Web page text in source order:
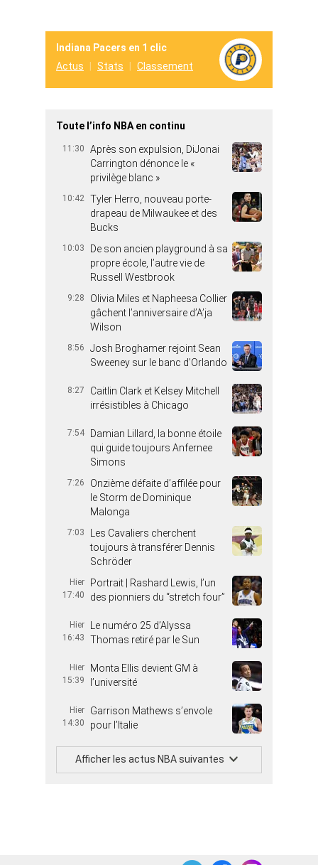
Indiana Pacers en 1 clic
Actus
Stats Classement
Toute l’info NBA en continu
11:30
Après son expulsion, DiJonai
Carrington dénonce le «
privilège blanc »
10:42 Tyler Herro, nouveau porte-
drapeau de Milwaukee et des
Bucks
10:03
De son ancien playground à sa
propre école, l’autre vie de
Russell Westbrook
9:28
Olivia Miles et Napheesa Collier
gâchent l’anniversaire d’A’ja
Wilson
8:56
Josh Broghamer rejoint Sean
Sweeney sur le banc d’Orlando
8:27
Caitlin Clark et Kelsey Mitchell
irrésistibles à Chicago
7:54
Damian Lillard, la bonne étoile
qui guide toujours Anfernee
Simons
7:26
Onzième défaite d’affilée pour
le Storm de Dominique
Malonga
7:03
Les Cavaliers cherchent
toujours à transférer Dennis
Schröder
Hier
17:40
Portrait | Rashard Lewis, l’un
des pionniers du “stretch four”
Hier
16:43
Le numéro 25 d’Alyssa
Thomas retiré par le Sun
Hier
15:39
Monta Ellis devient GM à
l’université
Hier
14:30
Garrison Mathews s’envole
pour l’Italie
Afficher les actus NBA suivantes